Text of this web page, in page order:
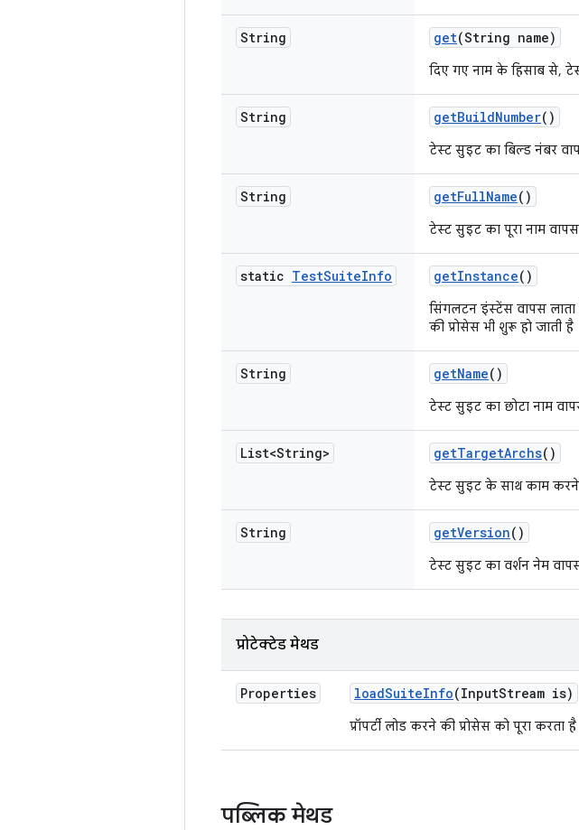
String get(String name)
दिए गए नाम के हिसाब से,
String getBuildNumber()
टेस्ट सुइट का बिल्ड नंबर
String getFullName()
टेस्ट सुइट का पूरा नाम
static TestSuiteInfo getInstance()
सिंगलटन इंस्टेंस वापस
की प्रोसेस भी शुरू हो जाती है
String getName()
टेस्ट सुइट का छोटा नाम
List<String> getTargetArchs()
टेस्ट सुइट के साथ काम करने
String getVersion()
टेस्ट सुइट का वर्शन नेम
प्रोटेक्टेड मेथड
Properties loadSuiteInfo(InputStream is)
प्रॉपर्टी लोड करने की प्रोसेस को पूरा करता है
पब्लिक मेथड